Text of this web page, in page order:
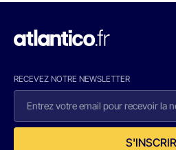
RECEVEZ NOTRE NEWSLETTER